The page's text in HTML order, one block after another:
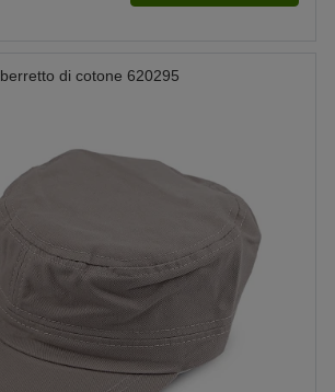
berretto di cotone 620295